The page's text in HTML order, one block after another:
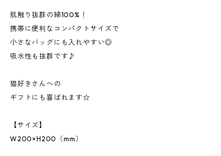
肌触り抜群の綿100%！
携帯に便利なコンパクトサイズで
小さなバッグにも入れやすい◎
吸水性も抜群です♪
猫好きさんへの
ギフトにも喜ばれます☆
【サイズ】
W200×H200（mm）